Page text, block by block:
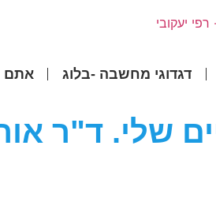
דגדוגי מחשבה -בלוג אתם
שלי. ד"ר